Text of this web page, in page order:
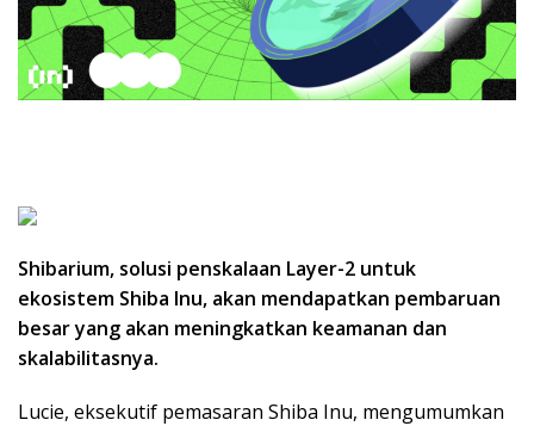
Shibarium, solusi penskalaan Layer-2 untuk
ekosistem Shiba Inu, akan mendapatkan pembaruan
besar yang akan meningkatkan keamanan dan
skalabilitasnya.
Lucie, eksekutif pemasaran Shiba Inu, mengumumkan